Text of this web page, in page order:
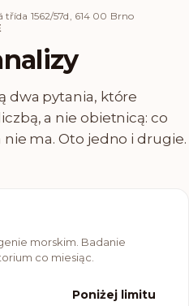
třída 1562/57d, 614 00 Brno
dwa pytania, które
a nie obietnicą: co
ma. Oto jedno i drugie.
morskim. Badanie
co miesiąc.
Poniżej limitu